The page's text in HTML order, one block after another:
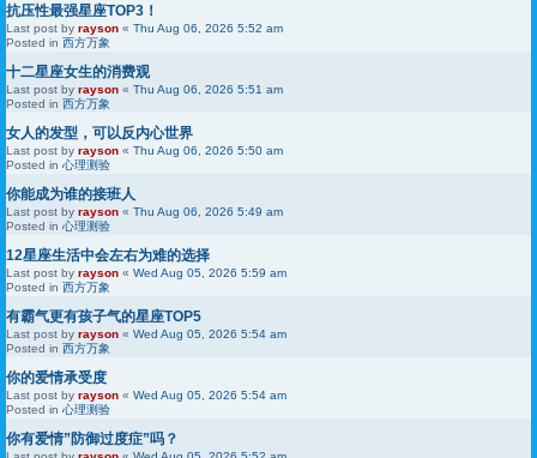
抗压性最强星座TOP3！
Last post by rayson « Thu Aug 06, 2026 5:52 am
Posted in 西方万象
十二星座女生的消费观
Last post by rayson « Thu Aug 06, 2026 5:51 am
Posted in 西方万象
女人的发型，可以反内心世界
Last post by rayson « Thu Aug 06, 2026 5:50 am
Posted in 心理测验
你能成为谁的接班人
Last post by rayson « Thu Aug 06, 2026 5:49 am
Posted in 心理测验
12星座生活中会左右为难的选择
Last post by rayson « Wed Aug 05, 2026 5:59 am
Posted in 西方万象
有霸气更有孩子气的星座TOP5
Last post by rayson « Wed Aug 05, 2026 5:54 am
Posted in 西方万象
你的爱情承受度
Last post by rayson « Wed Aug 05, 2026 5:54 am
Posted in 心理测验
你有爱情”防御过度症”吗？